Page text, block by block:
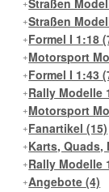
Straßen
Formel I 1:18
Motorsport
Formel I 1:43
Rally Modelle
Motorsport
Fanartikel(15)
Karts,
Rally Modelle
Angebote(4)